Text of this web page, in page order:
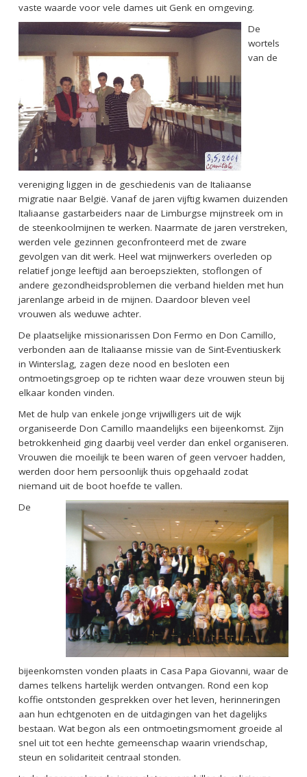
vaste waarde voor vele dames uit Genk en omgeving.
De
wortels
van de
vereniging liggen in de geschiedenis van de Italiaanse
migratie naar België. Vanaf de jaren vijftig kwamen duizenden
Italiaanse gastarbeiders naar de Limburgse mijnstreek om in
de steenkoolmijnen te werken. Naarmate de jaren verstreken,
werden vele gezinnen geconfronteerd met de zware
gevolgen van dit werk. Heel wat mijnwerkers overleden op
relatief jonge leeftijd aan beroepsziekten, stoflongen of
andere gezondheidsproblemen die verband hielden met hun
jarenlange arbeid in de mijnen. Daardoor bleven veel
vrouwen als weduwe achter.
De plaatselijke missionarissen Don Fermo en Don Camillo,
verbonden aan de Italiaanse missie van de Sint-Eventiuskerk
in Winterslag, zagen deze nood en besloten een
ontmoetingsgroep op te richten waar deze vrouwen steun bij
elkaar konden vinden.
Met de hulp van enkele jonge vrijwilligers uit de wijk
organiseerde Don Camillo maandelijks een bijeenkomst. Zijn
betrokkenheid ging daarbij veel verder dan enkel organiseren.
Vrouwen die moeilijk te been waren of geen vervoer hadden,
werden door hem persoonlijk thuis opgehaald zodat
niemand uit de boot hoefde te vallen.
De
bijeenkomsten vonden plaats in Casa Papa Giovanni, waar de
dames telkens hartelijk werden ontvangen. Rond een kop
koffie ontstonden gesprekken over het leven, herinneringen
aan hun echtgenoten en de uitdagingen van het dagelijks
bestaan. Wat begon als een ontmoetingsmoment groeide al
snel uit tot een hechte gemeenschap waarin vriendschap,
steun en solidariteit centraal stonden.